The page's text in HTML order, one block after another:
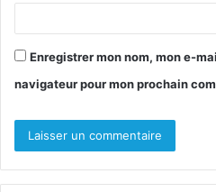
Enregistrer mon nom, mon e-
navigateur pour mon prochain